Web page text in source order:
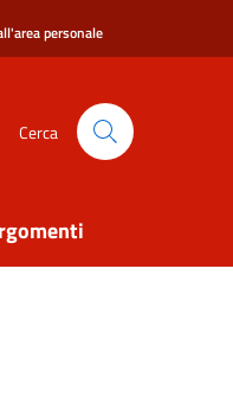
personale
Cerca